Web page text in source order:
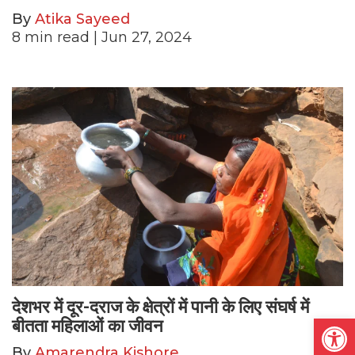
By Atika Sayeed
8 min read | Jun 27, 2024
देशभर में दूर-दराज के क्षेत्रों में पानी के लिए संघर्ष में
बीतता महिलाओं का जीवन